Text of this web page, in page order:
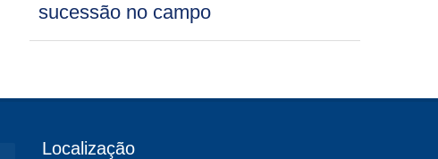
sucessão no campo
Localização